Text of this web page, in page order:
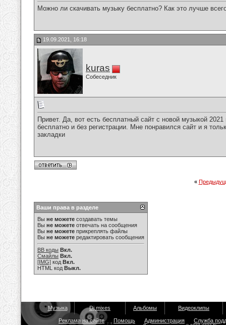
Можно ли скачивать музыку бесплатно? Как это лучше
19.09.2021, 16:18
kuras
Собеседник
Привет. Да, вот есть бесплатный сайт с новой музыкой
бесплатно и без регистрации. Мне понравился сайт и я
закладки
«
Ваши права в разделе
Вы не можете создавать темы
Вы не можете отвечать на сообщения
Вы не можете прикреплять файлы
Вы не можете редактировать сообщения
BB коды Вкл.
Смайлы Вкл.
[IMG] код Вкл.
HTML код Выкл.
Музыка Dj mixes Альбомы Видеоклипы
Реклама на сайте Помощь Администрация Служба